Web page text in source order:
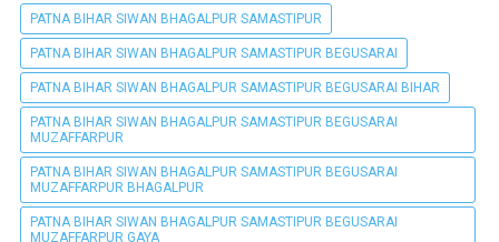
PATNA BIHAR SIWAN BHAGALPUR SAMASTIPUR
PATNA BIHAR SIWAN BHAGALPUR SAMASTIPUR BEGUSARAI
PATNA BIHAR SIWAN BHAGALPUR SAMASTIPUR BEGUSARAI BIHAR
PATNA BIHAR SIWAN BHAGALPUR SAMASTIPUR BEGUSARAI
MUZAFFARPUR
PATNA BIHAR SIWAN BHAGALPUR SAMASTIPUR BEGUSARAI
MUZAFFARPUR BHAGALPUR
PATNA BIHAR SIWAN BHAGALPUR SAMASTIPUR BEGUSARAI
MUZAFFARPUR GAYA